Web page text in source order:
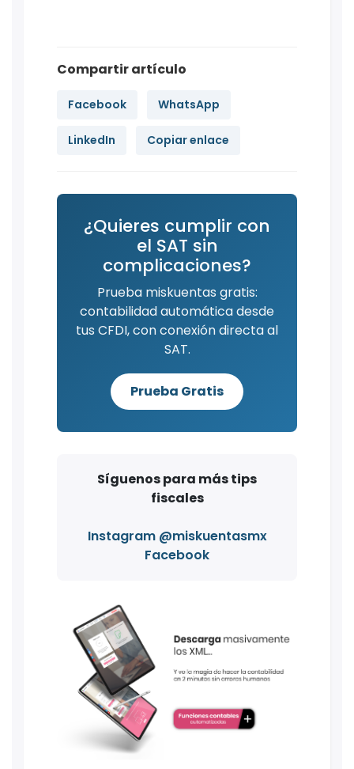
Compartir artículo
Facebook WhatsApp
LinkedIn Copiar enlace
¿Quieres cumplir con
el SAT sin
complicaciones?
Prueba miskuentas gratis:
contabilidad automática desde
tus CFDI, con conexión directa al
SAT.
Prueba Gratis
Síguenos para más tips
fiscales
Instagram @miskuentasmx
Facebook